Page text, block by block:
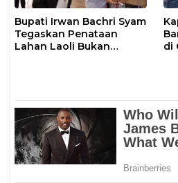
Bupati Irwan Bachri Syam
Tegaskan Penataan
Lahan Laoli Bukan
di